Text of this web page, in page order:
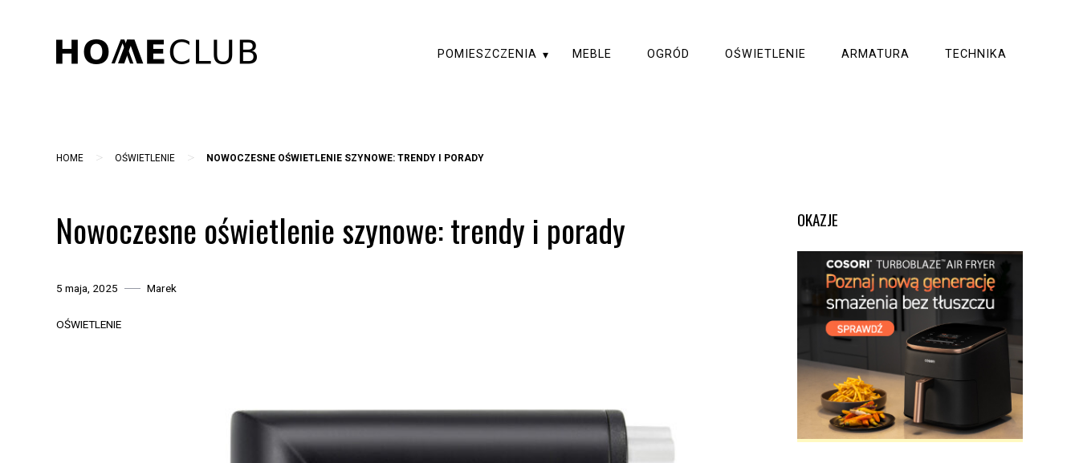
POMIESZCZENIA MEBLE OGRÓD OŚWIETLENIE ARMATURA TECHNIKA
HOME > OŚWIETLENIE > NOWOCZESNE OŚWIETLENIE SZYNOWE: TRENDY I PORADY
Nowoczesne oświetlenie szynowe: trendy i porady
5 maja, 2025 Marek
OŚWIETLENIE
OKAZJE